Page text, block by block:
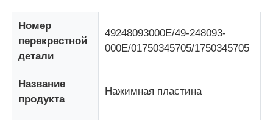
Главная страница
Продукция
Ролики
Номер
перекрестной
детали
49248093000Е/49-248093-
000Е/01750345705/1750345705
Название
продукта
Нажимная пластина